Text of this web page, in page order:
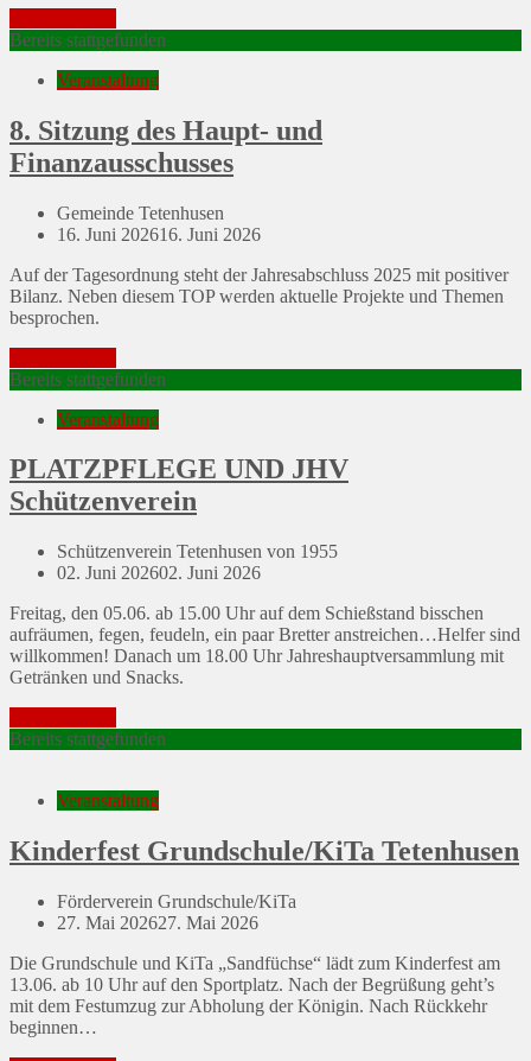
Bereits stattgefunden
Veranstaltung
8. Sitzung des Haupt- und
Finanzausschusses
Gemeinde Tetenhusen
Posted
16. Juni 202616. Juni 2026
Auf der Tagesordnung steht der Jahresabschluss 2025 mit positiver
Bilanz. Neben diesem TOP werden aktuelle Projekte und Themen
besprochen.
Bereits stattgefunden
Veranstaltung
PLATZPFLEGE UND JHV
Schützenverein
Schützenverein Tetenhusen von 1955
Posted
02. Juni 202602. Juni 2026
Freitag, den 05.06. ab 15.00 Uhr auf dem Schießstand bisschen
aufräumen, fegen, feudeln, ein paar Bretter anstreichen…Helfer sind
willkommen! Danach um 18.00 Uhr Jahreshauptversammlung mit
Getränken und Snacks.
Bereits stattgefunden
Veranstaltung
Kinderfest Grundschule/KiTa Tetenhusen
Förderverein Grundschule/KiTa
Posted
27. Mai 202627. Mai 2026
Die Grundschule und KiTa „Sandfüchse“ lädt zum Kinderfest am
13.06. ab 10 Uhr auf den Sportplatz. Nach der Begrüßung geht’s
mit dem Festumzug zur Abholung der Königin. Nach Rückkehr
beginnen…